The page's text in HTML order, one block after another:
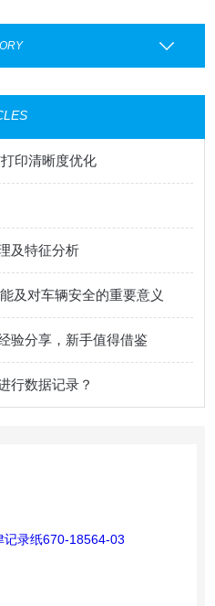
印清晰度优化
及特征分析
及对车辆安全的重要意义
验分享，新手值得借鉴
行数据记录？